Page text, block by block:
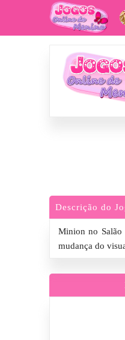
Descrição do
Minion no Salão
mudança do